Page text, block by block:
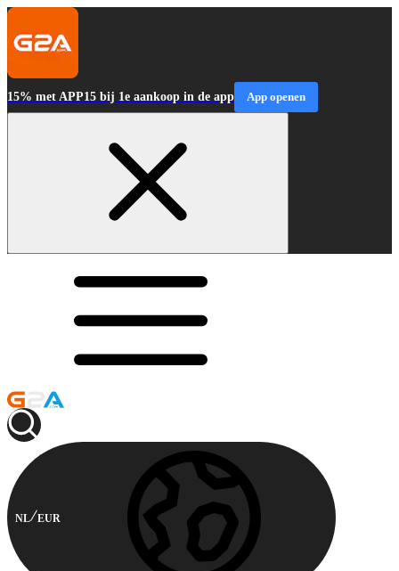
15% met APP15 bij 1e aankoop in de app App openen
NL EUR